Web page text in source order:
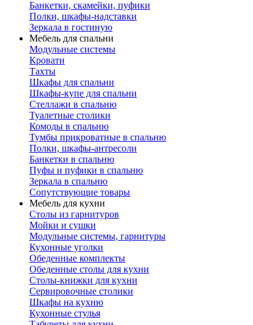
Банкетки, скамейки, пуфики
Полки, шкафы-надставки
Зеркала в гостиную
Мебель для спальни
Модульные системы
Кровати
Тахты
Шкафы для спальни
Шкафы-купе для спальни
Стеллажи в спальню
Туалетные столики
Комоды в спальню
Тумбы прикроватные в спальню
Полки, шкафы-антресоли
Банкетки в спальню
Пуфы и пуфики в спальню
Зеркала в спальню
Сопутствующие товары
Мебель для кухни
Столы из гарнитуров
Мойки и сушки
Модульные системы, гарнитуры
Кухонные уголки
Обеденные комплекты
Обеденные столы для кухни
Столы-книжки для кухни
Сервировочные столики
Шкафы на кухню
Кухонные стулья